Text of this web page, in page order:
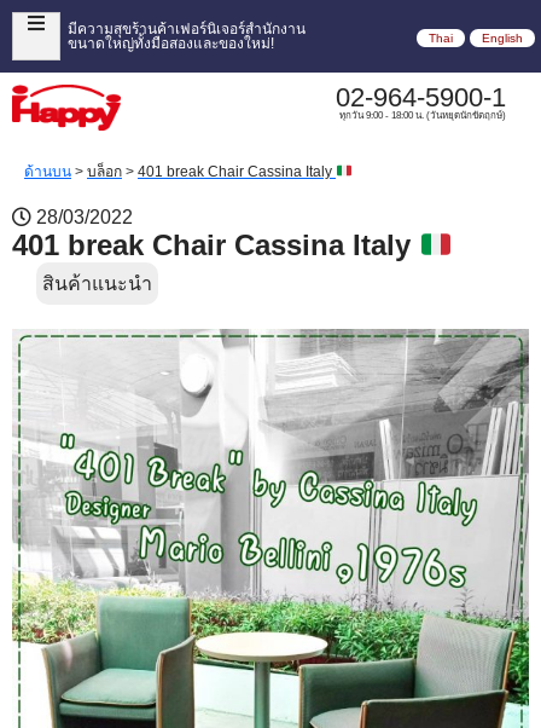
มีความสุขร้านค้าเฟอร์นิเจอร์สำนักงาน
ขนาดใหญ่ทั้งมือสองและของใหม่!
Thai English
02-964-5900-1
ทุกวัน 9:00 - 18:00 น. (วันหยุดนักขัตฤกษ์)
ด้านบน > บล็อก > 401 break Chair Cassina Italy
28/03/2022
401 break Chair Cassina Italy
สินค้าแนะนำ